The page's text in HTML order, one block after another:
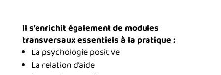
Il s’enrichit également de modules
transversaux essentiels à la pratique :
La psychologie positive
La relation d’aide